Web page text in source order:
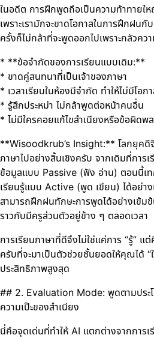
ในอดีต การฝึกพูดถือเป็นความท้าทายใ
เพราะเรามักจะขาดโอกาสในการฝึกฝน
ครั้งก็ไม่กล้าที่จะพูดออกไปเพราะกลัวคว
* **ข้อจำกัดของการเรียนแบบเดิม:**
* ขาดคู่สนทนาที่เป็นเจ้าของภาษา
* เวลาเรียนในห้องมีจำกัด ทำให้ไม่มีโอ
* รู้สึกประหม่า ไม่กล้าพูดต่อหน้าคนอื่น
* ไม่มีใครคอยแก้ไขสำเนียงหรือข้อผิดพ
**Wisoodkrub’s Insight:** โลกยุคดิ
ภาษาไปอย่างสิ้นเชิงครับ จากเดิมที่การ
ข้อมูลแบบ Passive (ฟัง อ่าน) ตอนนี้เท
เรียนรู้แบบ Active (พูด เขียน) ได้อย่า
สามารถฝึกฝนทักษะการพูดได้อย่างเข้ม
ราวกับมีครูส่วนตัวอยู่ข้าง ๆ ตลอดเวลา
การเรียนภาษาที่ดีจึงไม่ใช่แค่การ “รู้” แ
ครับที่จะมาเป็นตัวช่วยชั้นยอดให้คุณได้ “
ประสิทธิภาพสูงสุด
## 2. Evaluation Mode: พูดตามประ
ความเป๊ะของสำเนียง
นี่คือจุดเด่นที่ทำให้ AI แตกต่างจากการ